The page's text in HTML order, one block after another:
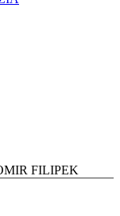
FILIPEK